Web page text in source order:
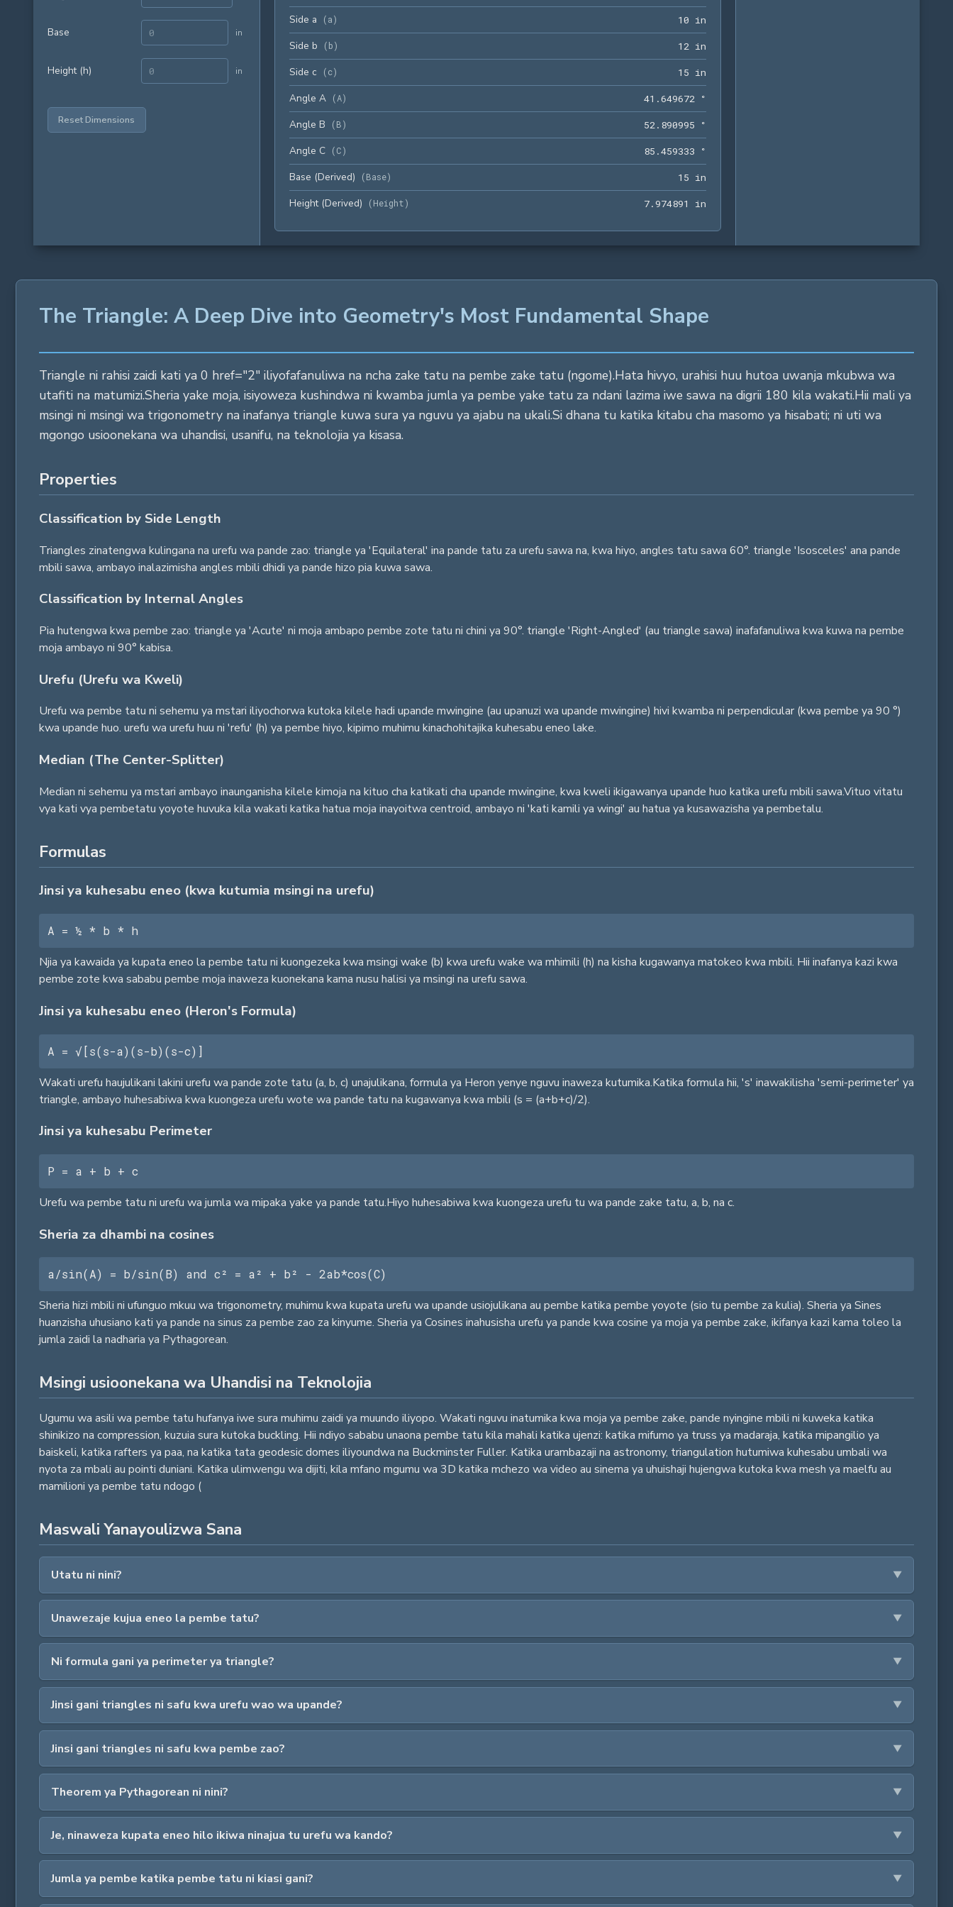
Base in
Height (h) in
Reset Dimensions
Side a (a) 10 in
Side b (b) 12 in
Side c (c) 1 5 in
Angle A (A) 41 .649672 °
Angle B (B) 52. 890995 °
Angle C (C) 85 .459333 °
Base (Derived) (Base) 1 5 in
Height (Derived) (Height) 7. 974891 in
The Triangle: A Deep Dive into Geometry's Most Fundamental Shape
Triangle ni rahisi zaidi kati ya 0 href="2" iliyofafanuliwa na ncha zake tatu na pembe zake tatu (ngome).Hata hivyo, urahisi huu hutoa uwanja mkubwa wa
utafiti na matumizi.Sheria yake moja, isiyoweza kushindwa ni kwamba jumla ya pembe yake tatu za ndani lazima iwe sawa na digrii 180 kila wakati.Hii mali ya
msingi ni msingi wa trigonometry na inafanya triangle kuwa sura ya nguvu ya ajabu na ukali.Si dhana tu katika kitabu cha masomo ya hisabati; ni uti wa
mgongo usioonekana wa uhandisi, usanifu, na teknolojia ya kisasa.
Properties
Classification by Side Length
Triangles zinatengwa kulingana na urefu wa pande zao: triangle ya 'Equilateral' ina pande tatu za urefu sawa na, kwa hiyo, angles tatu sawa 60°. triangle 'Isosceles' ana pande
mbili sawa, ambayo inalazimisha angles mbili dhidi ya pande hizo pia kuwa sawa.
Classification by Internal Angles
Pia hutengwa kwa pembe zao: triangle ya 'Acute' ni moja ambapo pembe zote tatu ni chini ya 90°. triangle 'Right-Angled' (au triangle sawa) inafafanuliwa kwa kuwa na pembe
moja ambayo ni 90° kabisa.
Urefu (Urefu wa Kweli)
Urefu wa pembe tatu ni sehemu ya mstari iliyochorwa kutoka kilele hadi upande mwingine (au upanuzi wa upande mwingine) hivi kwamba ni perpendicular (kwa pembe ya 90 °)
kwa upande huo. urefu wa urefu huu ni 'refu' (h) ya pembe hiyo, kipimo muhimu kinachohitajika kuhesabu eneo lake.
Median (The Center-Splitter)
Median ni sehemu ya mstari ambayo inaunganisha kilele kimoja na kituo cha katikati cha upande mwingine, kwa kweli ikigawanya upande huo katika urefu mbili sawa.Vituo vitatu
vya kati vya pembetatu yoyote huvuka kila wakati katika hatua moja inayoitwa centroid, ambayo ni 'kati kamili ya wingi' au hatua ya kusawazisha ya pembetalu.
Formulas
Jinsi ya kuhesabu eneo (kwa kutumia msingi na urefu)
A = ½ * b * h
Njia ya kawaida ya kupata eneo la pembe tatu ni kuongezeka kwa msingi wake (b) kwa urefu wake wa mhimili (h) na kisha kugawanya matokeo kwa mbili. Hii inafanya kazi kwa
pembe zote kwa sababu pembe moja inaweza kuonekana kama nusu halisi ya msingi na urefu sawa.
Jinsi ya kuhesabu eneo (Heron's Formula)
A = √[s(s-a)(s-b)(s-c)]
Wakati urefu haujulikani lakini urefu wa pande zote tatu (a, b, c) unajulikana, formula ya Heron yenye nguvu inaweza kutumika.Katika formula hii, 's' inawakilisha 'semi-perimeter' ya
triangle, ambayo huhesabiwa kwa kuongeza urefu wote wa pande tatu na kugawanya kwa mbili (s = (a+b+c)/2).
Jinsi ya kuhesabu Perimeter
P = a + b + c
Urefu wa pembe tatu ni urefu wa jumla wa mipaka yake ya pande tatu.Hiyo huhesabiwa kwa kuongeza urefu tu wa pande zake tatu, a, b, na c.
Sheria za dhambi na cosines
a/sin(A) = b/sin(B) and c² = a² + b² - 2ab*cos(C)
Sheria hizi mbili ni ufunguo mkuu wa trigonometry, muhimu kwa kupata urefu wa upande usiojulikana au pembe katika pembe yoyote (sio tu pembe za kulia). Sheria ya Sines
huanzisha uhusiano kati ya pande na sinus za pembe zao za kinyume. Sheria ya Cosines inahusisha urefu ya pande kwa cosine ya moja ya pembe zake, ikifanya kazi kama toleo la
jumla zaidi la nadharia ya Pythagorean.
Msingi usioonekana wa Uhandisi na Teknolojia
Ugumu wa asili wa pembe tatu hufanya iwe sura muhimu zaidi ya muundo iliyopo. Wakati nguvu inatumika kwa moja ya pembe zake, pande nyingine mbili ni kuweka katika
shinikizo na compression, kuzuia sura kutoka buckling. Hii ndiyo sababu unaona pembe tatu kila mahali katika ujenzi: katika mifumo ya truss ya madaraja, katika mipangilio ya
baiskeli, katika rafters ya paa, na katika tata geodesic domes iliyoundwa na Buckminster Fuller. Katika urambazaji na astronomy, triangulation hutumiwa kuhesabu umbali wa
nyota za mbali au pointi duniani. Katika ulimwengu wa dijiti, kila mfano mgumu wa 3D katika mchezo wa video au sinema ya uhuishaji hujengwa kutoka kwa mesh ya maelfu au
mamilioni ya pembe tatu ndogo (
Maswali Yanayoulizwa Sana
Utatu ni nini?
Unawezaje kujua eneo la pembe tatu?
Ni formula gani ya perimeter ya triangle?
Jinsi gani triangles ni safu kwa urefu wao wa upande?
Jinsi gani triangles ni safu kwa pembe zao?
Theorem ya Pythagorean ni nini?
Je, ninaweza kupata eneo hilo ikiwa ninajua tu urefu wa kando?
Jumla ya pembe katika pembe tatu ni kiasi gani?